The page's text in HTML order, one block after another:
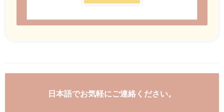
日本語でお気軽にご連絡ください。